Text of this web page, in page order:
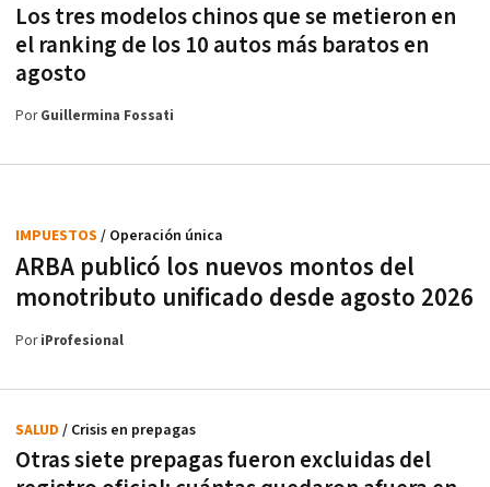
Los tres modelos chinos que se metieron en
el ranking de los 10 autos más baratos en
agosto
PorGuillermina Fossati
ARBA publicó los nuevos montos del
monotributo unificado desde agosto 2026
IMPUESTOS / Operación única
PoriProfesional
Otras siete prepagas fueron excluidas del
SALUD / Crisis en prepagas